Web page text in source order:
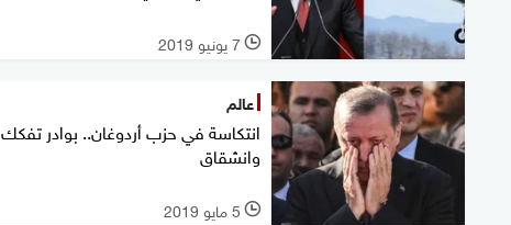
l 7 يونيو 2019
عالم
انتكاسة في حزب أردوغان.. بوادر تفكك
وانشقاق
l 5 مايو 2019